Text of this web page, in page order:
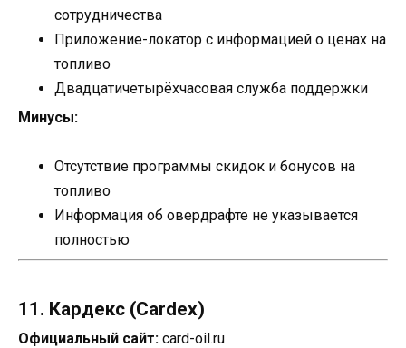
сотрудничества
Приложение-локатор с информацией о ценах на
топливо
Двадцатичетырёхчасовая служба поддержки
Минусы:
Отсутствие программы скидок и бонусов на
топливо
Информация об овердрафте не указывается
полностью
11. Кардекс (Cardex)
Официальный сайт: card-oil.ru